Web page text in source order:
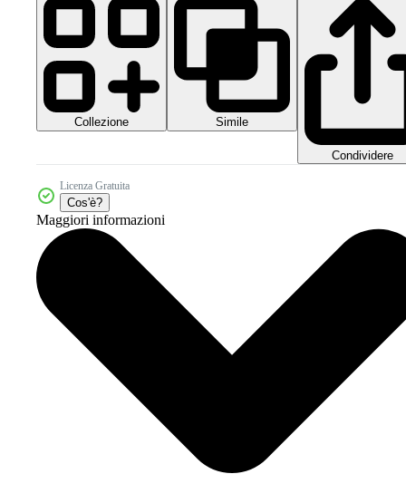
Collezione Simile
Condividere
Licenza Gratuita
Cos'è?
Maggiori informazioni